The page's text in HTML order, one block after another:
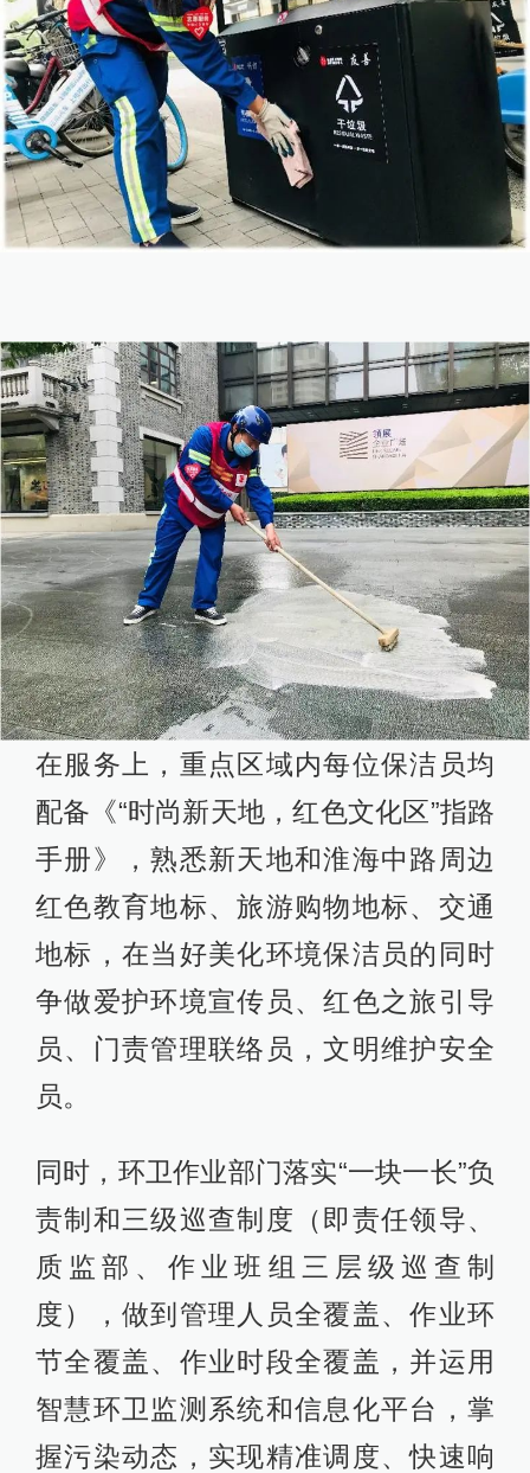
在服务上，重点区域内每位保洁员均
配备《“时尚新天地，红色文化区”指路
手册》，熟悉新天地和淮海中路周边
红色教育地标、旅游购物地标、交通
地标，在当好美化环境保洁员的同时
争做爱护环境宣传员、红色之旅引导
员、门责管理联络员，文明维护安全
员。
同时，环卫作业部门落实“一块一长”负
责制和三级巡查制度（即责任领导、
质监部、作业班组三层级巡查制
度），做到管理人员全覆盖、作业环
节全覆盖、作业时段全覆盖，并运用
智慧环卫监测系统和信息化平台，掌
握污染动态，实现精准调度、快速响